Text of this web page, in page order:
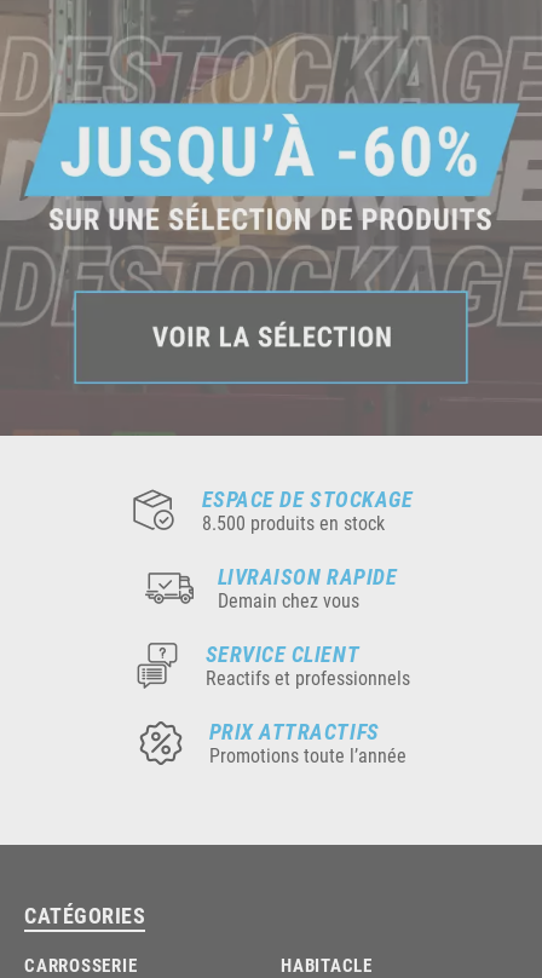
ESPACE DE STOCKAGE
8.500 produits en stock
LIVRAISON RAPIDE
Demain chez vous
SERVICE CLIENT
Reactifs et professionnels
PRIX ATTRACTIFS
Promotions toute l’année
CATÉGORIES
CARROSSERIE
HABITACLE